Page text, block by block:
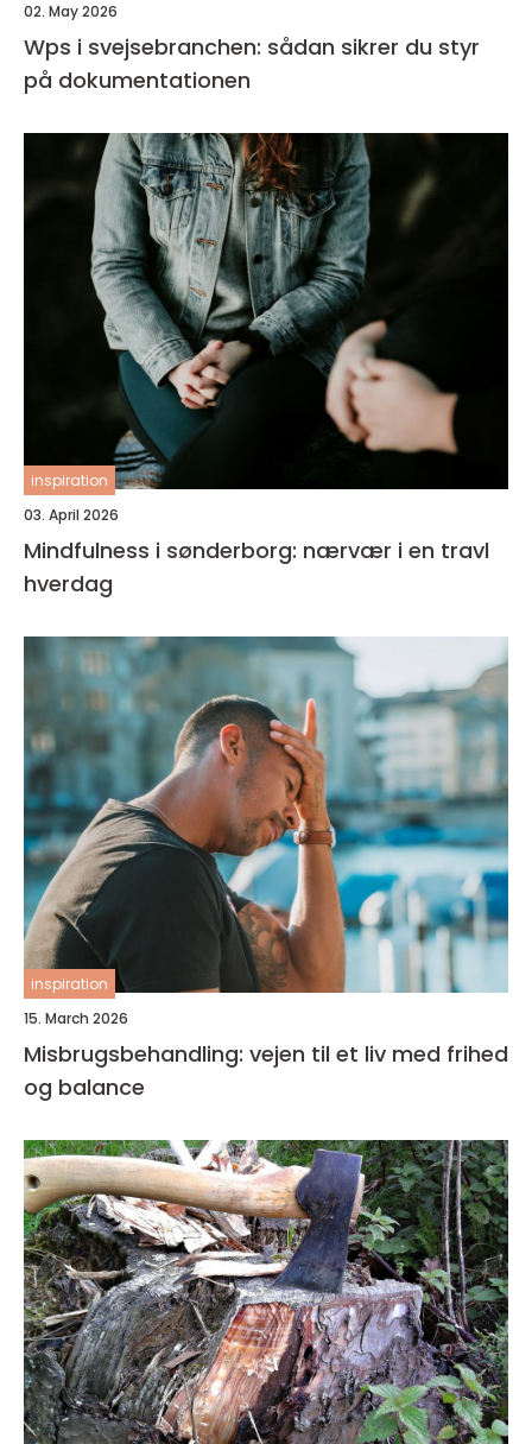
02. May 2026
Wps i svejsebranchen: sådan sikrer du styr
på dokumentationen
inspiration
03. April 2026
Mindfulness i sønderborg: nærvær i en travl
hverdag
inspiration
15. March 2026
Misbrugsbehandling: vejen til et liv med frihed
og balance